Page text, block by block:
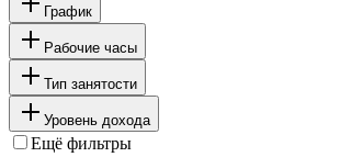
График
Рабочие часы
Тип занятости
Уровень дохода
Ещё фильтры